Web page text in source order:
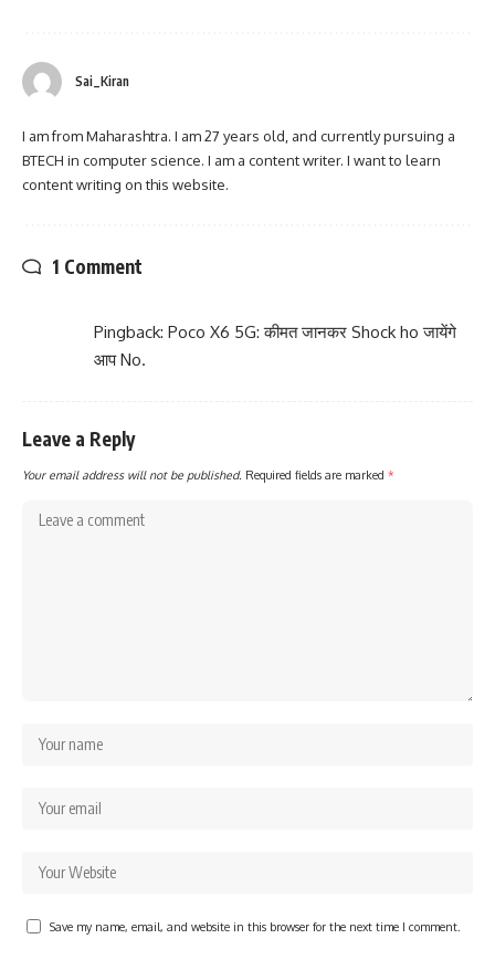
Sai_Kiran
I am from Maharashtra. I am 27 years old, and currently pursuing a
BTECH in computer science. I am a content writer. I want to learn
content writing on this website.
1 Comment
Pingback: Poco X6 5G: कीमत जानकर Shock ho जायेंगे
आप No.
Leave a Reply
Your email address will not be published. Required fields are marked *
Save my name, email, and website in this browser for the next time I comment.